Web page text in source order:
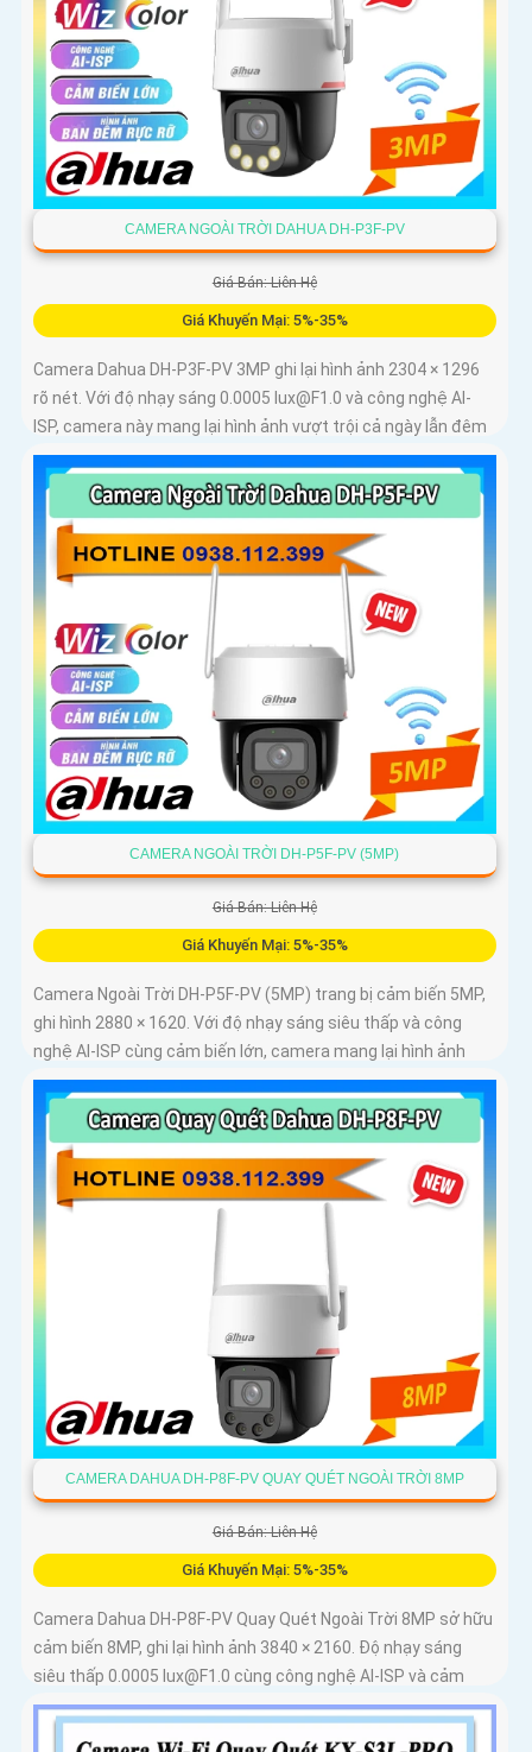
CAMERA NGOÀI TRỜI DAHUA DH-P3F-PV
Giá Bán: Liên Hệ
Giá Khuyến Mại: 5%-35%
Camera Dahua DH-P3F-PV 3MP ghi lại hình ảnh 2304 × 1296
rõ nét. Với độ nhạy sáng 0.0005 lux@F1.0 và công nghệ AI-
ISP, camera này mang lại hình ảnh vượt trội cả ngày lẫn đêm
CAMERA NGOÀI TRỜI DH-P5F-PV (5MP)
Giá Bán: Liên Hệ
Giá Khuyến Mại: 5%-35%
Camera Ngoài Trời DH-P5F-PV (5MP) trang bị cảm biến 5MP,
ghi hình 2880 × 1620. Với độ nhạy sáng siêu thấp và công
nghệ AI-ISP cùng cảm biến lớn, camera mang lại hình ảnh
vượt trội cả ngày lẫn đêm
CAMERA DAHUA DH-P8F-PV QUAY QUÉT NGOÀI TRỜI 8MP
Giá Bán: Liên Hệ
Giá Khuyến Mại: 5%-35%
Camera Dahua DH-P8F-PV Quay Quét Ngoài Trời 8MP sở hữu
cảm biến 8MP, ghi lại hình ảnh 3840 × 2160. Độ nhạy sáng
siêu thấp 0.0005 lux@F1.0 cùng công nghệ AI-ISP và cảm
biến lớn...